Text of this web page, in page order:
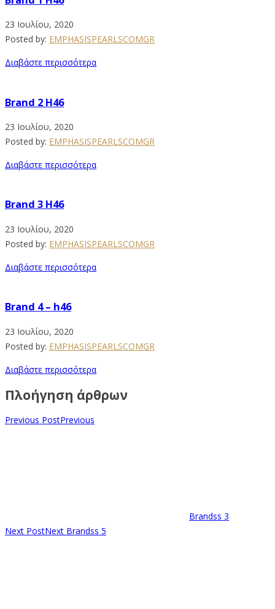
23 Ιουλίου, 2020
Posted by: EMPHASISPEARLSCOMGR
Διαβάστε περισσότερα
Brand 2 H46
23 Ιουλίου, 2020
Posted by: EMPHASISPEARLSCOMGR
Διαβάστε περισσότερα
Brand 3 H46
23 Ιουλίου, 2020
Posted by: EMPHASISPEARLSCOMGR
Διαβάστε περισσότερα
Brand 4 – h46
23 Ιουλίου, 2020
Posted by: EMPHASISPEARLSCOMGR
Διαβάστε περισσότερα
Πλοήγηση άρθρων
Previous PostPrevious
Brandss 3
Next PostNext Brandss 5